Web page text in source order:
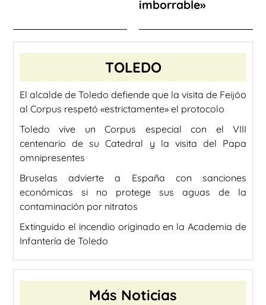
imborrable»
TOLEDO
El alcalde de Toledo defiende que la visita de Feijóo
al Corpus respetó «estrictamente» el protocolo
Toledo vive un Corpus especial con el VIII
centenario de su Catedral y la visita del Papa
omnipresentes
Bruselas advierte a España con sanciones
económicas si no protege sus aguas de la
contaminación por nitratos
Extinguido el incendio originado en la Academia de
Infantería de Toledo
Más Noticias